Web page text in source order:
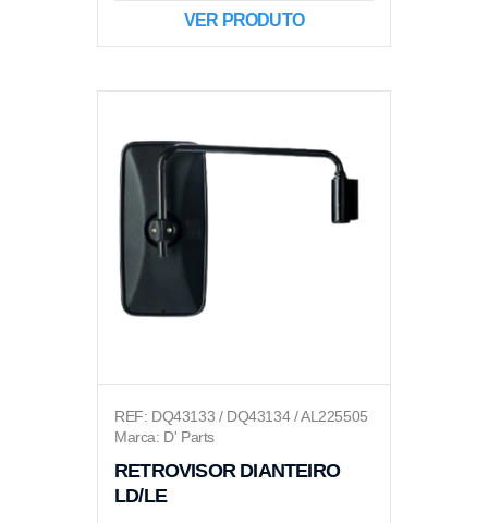
VER PRODUTO
REF: DQ43133 / DQ43134 / AL225505
Marca: D' Parts
RETROVISOR DIANTEIRO
LD/LE